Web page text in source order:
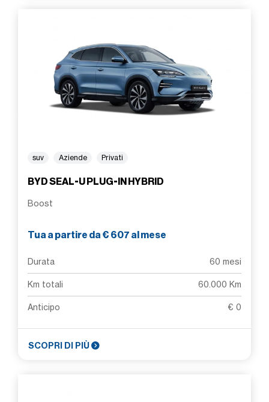
suv Aziende Privati
BYD SEAL-U PLUG-IN HYBRID
Boost
Tua a partire da € 607 al mese
Durata 60 mesi
Km totali 60.000 Km
Anticipo € 0
SCOPRI DI PIÙ